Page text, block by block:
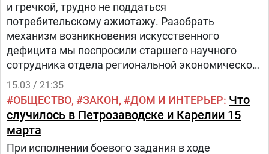
и гречкой, трудно не поддаться
потребительскому ажиотажу. Разобрать
механизм возникновения искусственного
дефицита мы поспросили старшего научного
сотрудника отдела региональной экономической
политики Института экономики КНЦ РАН
и председателя Общественной палаты Карелии
Любовь Кулакову.
15.03 / 21:35
ОБЩЕСТВО ЗАКОН ДОМ И ИНТЕРЬЕР Что
случилось в Петрозаводске и Карелии 15
марта
При исполнении боевого задания в ходе